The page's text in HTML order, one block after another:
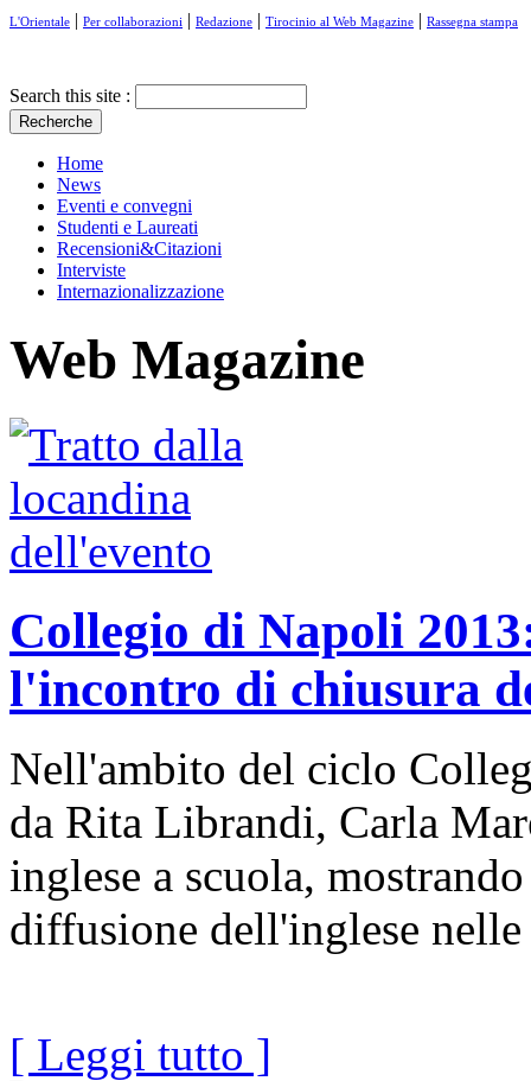
L'Orientale | Per collaborazioni | Redazione | Tirocinio al Web Magazine | Rassegna stampa
Search this site :
Home
News
Eventi e convegni
Studenti e Laureati
Recensioni&Citazioni
Interviste
Internazionalizzazione
Web Magazine
Collegio di Napoli
l'incontro di chiusura
Nell'ambito del ciclo
da Rita Librandi, Carla
inglese a scuola,
diffusione dell'inglese
[ Leggi tutto ]